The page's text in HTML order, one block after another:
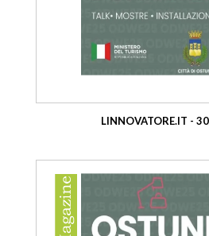
LINNOVATORE.IT -